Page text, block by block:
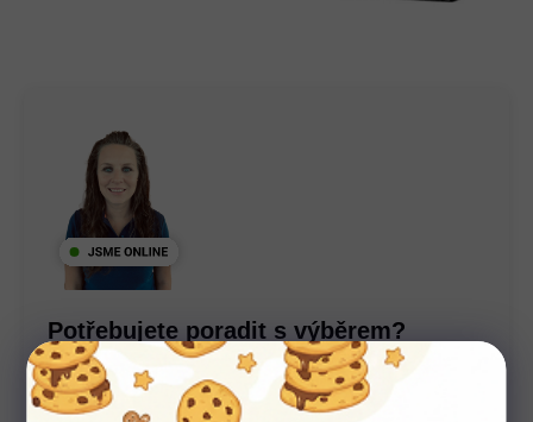
Potřebujete poradit s výběrem?
Nechte nám na sebe číslo. Zavoláme vám a se vším
poradíme